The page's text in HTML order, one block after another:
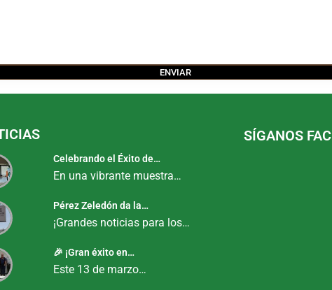
Celebrando el Éxito de…
En una vibrante muestra…
Pérez Zeledón da la…
¡Grandes noticias para los…
🎉 ¡Gran éxito en…
Este 13 de marzo…
SÍGANOS